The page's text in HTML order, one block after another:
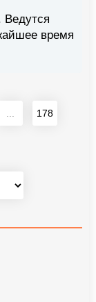
Ведутся
время
178